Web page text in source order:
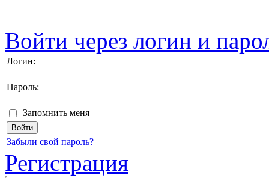
Войти через логин и
Логин:
Пароль:
Запомнить меня
Забыли свой пароль?
Регистрация